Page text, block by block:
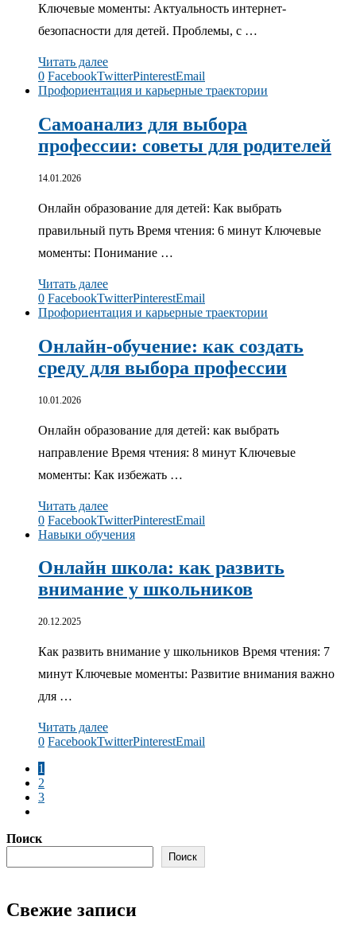
Ключевые моменты: Актуальность интернет-
безопасности для детей. Проблемы, с …
Читать далее
0 FacebookTwitterPinterestEmail
Профориентация и карьерные траектории
Самоанализ для выбора
профессии: советы для родителей
14.01.2026
Онлайн образование для детей: Как выбрать
правильный путь Время чтения: 6 минут Ключевые
моменты: Понимание …
Читать далее
0 FacebookTwitterPinterestEmail
Профориентация и карьерные траектории
Онлайн-обучение: как создать
среду для выбора профессии
10.01.2026
Онлайн образование для детей: как выбрать
направление Время чтения: 8 минут Ключевые
моменты: Как избежать …
Читать далее
0 FacebookTwitterPinterestEmail
Навыки обучения
Онлайн школа: как развить
внимание у школьников
20.12.2025
Как развить внимание у школьников Время чтения: 7
минут Ключевые моменты: Развитие внимания важно
для …
Читать далее
0 FacebookTwitterPinterestEmail
1
2
3
Поиск
Поиск
Свежие записи